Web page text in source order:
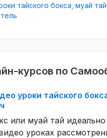
тайского бокса, муай тай.
курсов по
уроки тайского
или муай тай
уроках